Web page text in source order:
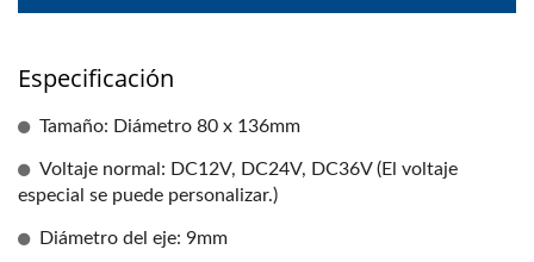
Especificación
Tamaño: Diámetro 80 x 136mm
Voltaje normal: DC12V, DC24V, DC36V (El voltaje
especial se puede personalizar.)
Diámetro del eje: 9mm